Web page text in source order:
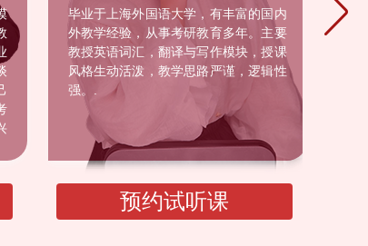
毕业于上海外国语大学，有丰富的国内
外教学经验，从事考研教育多年。主要
教授英语词汇，翻译与写作模块，授课
风格生动活泼，教学思路严谨，逻辑性
强。.
预约试听课
考